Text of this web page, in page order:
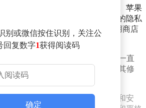
决表示不满，并立即提出了上诉。苹果
理又武断，且严重威胁到了用户的隐私
在iOS系统中实现支持第三方应用商店
的时间来准备和调整。
Store的商业模式自2008年以来一直
本性变化。苹果认为，Cade要求其修
运作方式，缺乏充分的法律依据。
，其始终致力于保护用户的隐私和安
别或微信按住识别，关注公
回复数字1获得阅读码
确定